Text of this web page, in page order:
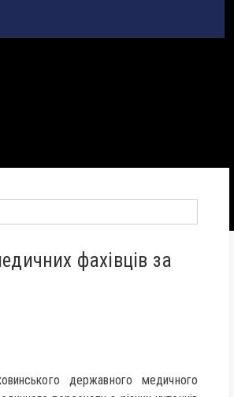
фахівців за
державного медичного